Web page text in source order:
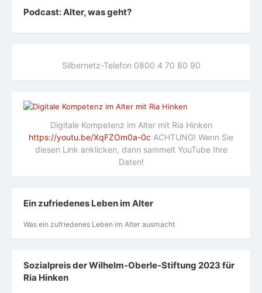
Podcast: Alter, was geht?
Silbernetz-Telefon 0800 4 70 80 90
Digitale Kompetenz im Alter mit Ria Hinken
https://youtu.be/XqFZOm0a-0c ACHTUNG! Wenn Sie
diesen Link anklicken, dann sammelt YouTube Ihre
Daten!
Ein zufriedenes Leben im Alter
Was ein zufriedenes Leben im Alter ausmacht
Sozialpreis der Wilhelm-Oberle-Stiftung 2023 für
Ria Hinken